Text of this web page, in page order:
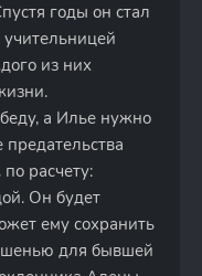
годы он стал
из них
а Илье нужно
расчету:
Он будет
ему сохранить
для бывшей